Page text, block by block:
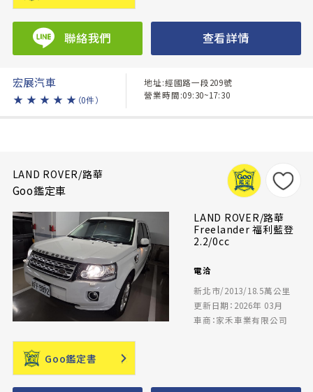
聯絡我們 查看詳情
宏展汽車
★ ★ ★ ★ ★ （0件）
地址:經國路一段209號
營業時間:09:30~17:30
LAND ROVER/路華
Goo鑑定車
LAND ROVER/路華
Freelander 福利藍登
2.2/0cc
電洽
新北市/2013/18.5萬公里
更新日期：2026年 03月
車商：家禾車業有限公司
Goo鑑定書